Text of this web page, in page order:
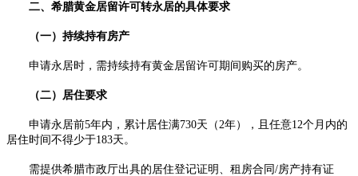
二、希腊黄金居留许可转永居的具体要求
（一）持续持有房产
申请永居时，需持续持有黄金居留许可期间购买的房产。
（二）居住要求
申请永居前5年内，累计居住满730天（2年），且任意12个月内的
居住时间不得少于183天。
需提供希腊市政厅出具的居住登记证明、租房合同/房产持有证